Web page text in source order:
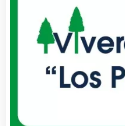
Artículos Publicitarios
Aseguradoras